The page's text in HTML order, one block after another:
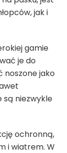
jak i
gamie
je do
noszone jako
są niezwykle
ochronną,
i wiatrem. W